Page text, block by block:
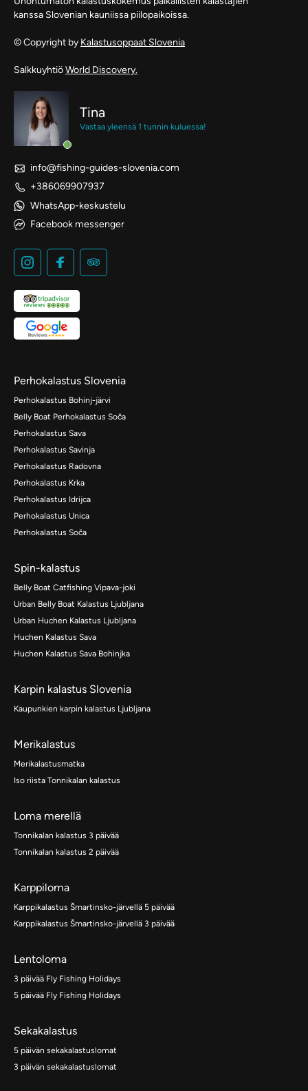
kanssa Slovenian kauniissa piilopaikoissa.
© Copyright by Kalastusoppaat Slovenia
SalkkuyhtiöWorld Discovery.
Tina
Vastaa yleensä 1 tunnin kuluessa!
info@fishing-guides-slovenia.com
+386069907937
WhatsApp-keskustelu
Facebook messenger
Perhokalastus Slovenia
Perhokalastus Bohinj-järvi
Belly Boat Perhokalastus Soča
Perhokalastus Sava
Perhokalastus Savinja
Perhokalastus Radovna
Perhokalastus Krka
Perhokalastus Idrijca
Perhokalastus Unica
Perhokalastus Soča
Spin-kalastus
Belly Boat Catfishing Vipava-joki
Urban Belly Boat Kalastus Ljubljana
Urban Huchen Kalastus Ljubljana
Huchen Kalastus Sava
Huchen Kalastus Sava Bohinjka
Karpin kalastus Slovenia
Kaupunkien karpin kalastus Ljubljana
Merikalastus
Merikalastusmatka
Iso riista Tonnikalan kalastus
Loma merellä
Tonnikalan kalastus 3 päivää
Tonnikalan kalastus 2 päivää
Karppiloma
Karppikalastus Šmartinsko-järvellä 5 päivää
Karppikalastus Šmartinsko-järvellä 3 päivää
Lentoloma
3 päivää Fly Fishing Holidays
5 päivää Fly Fishing Holidays
Sekakalastus
5 päivän sekakalastuslomat
3 päivän sekakalastuslomat